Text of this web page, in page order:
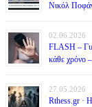
Νικόλ
02.06.2026
FLASH –
κάθε χρόνο
27.05.2026
Rthess.gr ·